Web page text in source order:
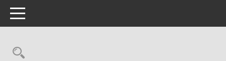
Toggle navigation
Rechercheauswahl